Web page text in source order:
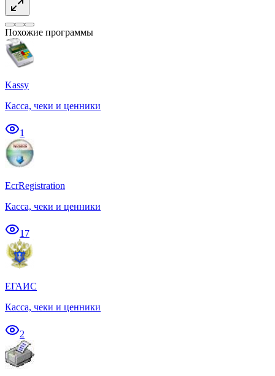
Похожие программы
Kassy
Касса, чеки и ценники
1
EcrRegistration
Касса, чеки и ценники
17
ЕГАИС
Касса, чеки и ценники
2